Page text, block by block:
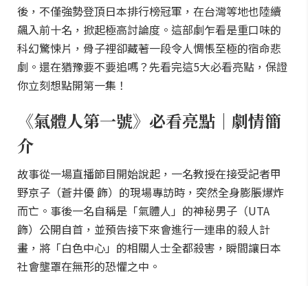
後，不僅強勢登頂日本排行榜冠軍，在台灣等地也陸續
飆入前十名，掀起極高討論度。這部劇乍看是重口味的
科幻驚悚片，骨子裡卻藏著一段令人惆悵至極的宿命悲
劇。還在猶豫要不要追嗎？先看完這5大必看亮點，保證
你立刻想點開第一集！
《氣體人第一號》必看亮點｜劇情簡
介
故事從一場直播節目開始說起，一名教授在接受記者甲
野京子（蒼井優 飾）的現場專訪時，突然全身膨脹爆炸
而亡。事後一名自稱是「氣體人」的神秘男子（UTA
飾）公開自首，並預告接下來會進行一連串的殺人計
畫，將「白色中心」的相關人士全都殺害，瞬間讓日本
社會壟罩在無形的恐懼之中。